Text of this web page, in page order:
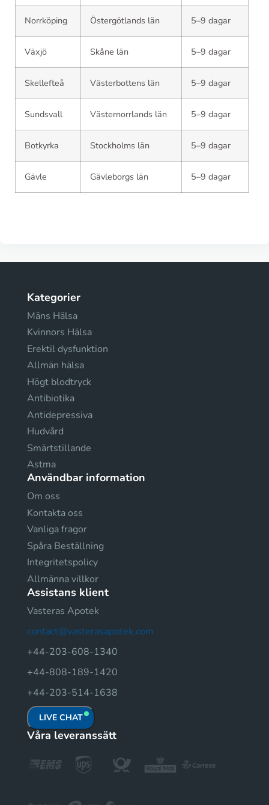
Norrköping Östergötlands län 5–9 dagar
Växjö Skåne län 5–9 dagar
Skellefteå Västerbottens län 5–9 dagar
Sundsvall Västernorrlands län 5–9 dagar
Botkyrka Stockholms län 5–9 dagar
Gävle Gävleborgs län 5–9 dagar
Kategorier
Mäns Hälsa
Kvinnors Hälsa
Erektil dysfunktion
Allmän hälsa
Högt blodtryck
Antibiotika
Antidepressiva
Hudvård
Smärtstillande
Astma
Användbar information
Om oss
Kontakta oss
Vanliga fragor
Spåra Beställning
Integritetspolicy
Allmänna villkor
Assistans klient
Vasteras Apotek
contact@vasterasapotek.com
+44-203-608-1340
+44-808-189-1420
+44-203-514-1638
LIVE CHAT
Våra leveranssätt